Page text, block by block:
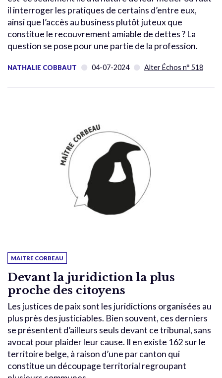
il interroger les pratiques de certains d’entre eux,
ainsi que l’accès au business plutôt juteux que
constitue le recouvrement amiable de dettes ? La
question se pose pour une partie de la profession.
NATHALIE COBBAUT 04-07-2024 Alter Échos n° 518
MAITRE CORBEAU
Devant la juridiction la plus
proche des citoyens
Les justices de paix sont les juridictions organisées au
plus près des justiciables. Bien souvent, ces derniers
se présentent d’ailleurs seuls devant ce tribunal, sans
avocat pour plaider leur cause. Il en existe 162 sur le
territoire belge, à raison d’une par canton qui
constitue un découpage territorial regroupant